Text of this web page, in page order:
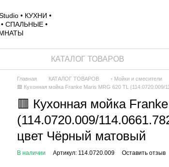
КАТАЛОГ ТОВАРОВ
Главная КАТАЛОГ ТОВАРОВ ◦ Мойки и смесители
🟥 Кухонная мойка Franke Maris MRG 620 TL
🟥 Кухонная мойка
(114.0720.009/
цвет Чёрный матовый
В наличии Артикул: 114.0720.009 Оставить отзыв